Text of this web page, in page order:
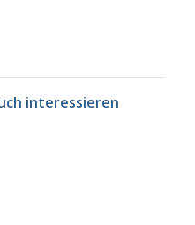
interessieren